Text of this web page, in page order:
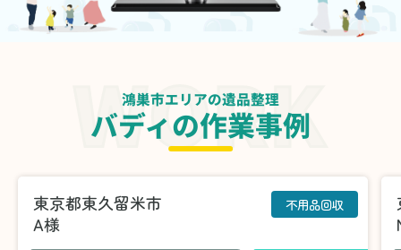
鴻巣市エリアの遺品整理
バディの作業事例
東京都東久留米市
A様
不用品回収